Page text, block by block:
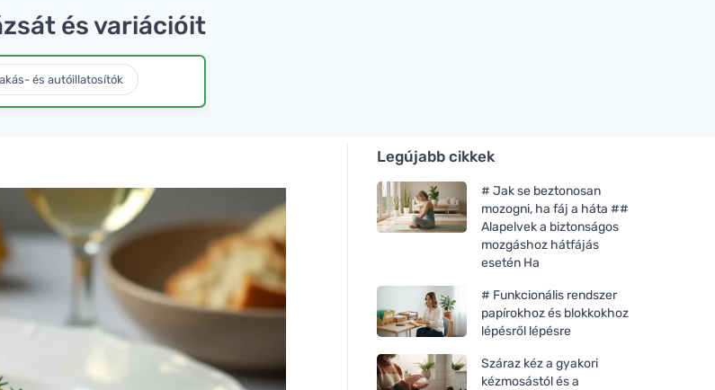
és variációit
és autóillatosítók
Legújabb cikkek
# Jak se beztonosan
mozogni, ha fáj a háta ##
Alapelvek a biztonságos
mozgáshoz hátfájás
esetén Ha
# Funkcionális rendszer
papírokhoz és blokkokhoz
lépésről lépésre
Száraz kéz a gyakori
kézmosástól és a